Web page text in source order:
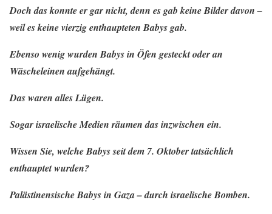
Doch das konnte er gar nicht, denn es gab keine Bilder davon –
weil es keine vierzig enthaupteten Babys gab.
Ebenso wenig wurden Babys in Öfen gesteckt oder an
Wäscheleinen aufgehängt.
Das waren alles Lügen.
Sogar israelische Medien räumen das inzwischen ein.
Wissen Sie, welche Babys seit dem 7. Oktober tatsächlich
enthauptet wurden?
Palästinensische Babys in Gaza – durch israelische Bomben.